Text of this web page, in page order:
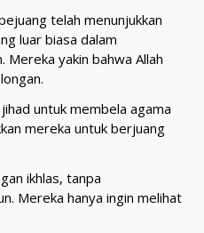
telah menunjukkan
luar biasa dalam
Mereka yakin bahwa Allah
untuk membela agama
mereka untuk berjuang
ikhlas, tanpa
Mereka hanya ingin melihat